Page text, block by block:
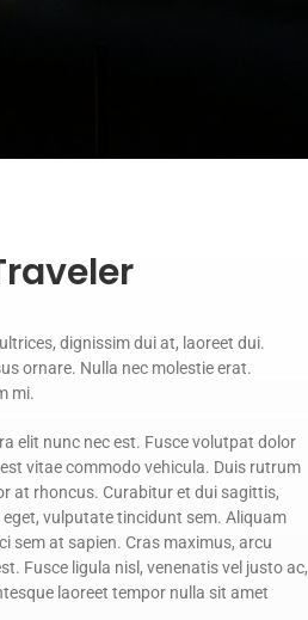
dignissim dui at, laoreet dui.
ornare. Nulla nec molestie erat.
mi.
elit nunc nec est. Fusce volutpat dolor
vitae commodo vehicula. Duis rutrum
at rhoncus. Curabitur et dui sagittis,
vulputate tincidunt sem. Aliquam
sem at sapien. Cras maximus, arcu
Fusce ligula nisl, venenatis vel justo ac,
laoreet tempor nulla sit amet